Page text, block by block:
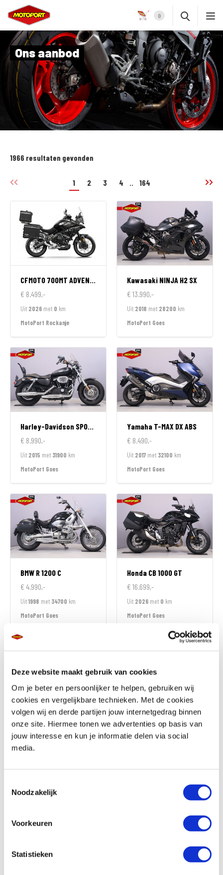
Deze website maakt gebruik van cookies
Om je beter en persoonlijker te helpen, gebruiken wij
cookies en vergelijkbare technieken. Met de cookies
volgen wij en derde partijen jouw internetgedrag binnen
onze site. Hiermee tonen we advertenties op basis van
jouw interesse en kun je informatie delen via social
media.
Noodzakelijk
Voorkeuren
Statistieken
0
Ons aanbod
1966 resultaten gevonden
1 2 3 4 .. 164
CFMOTO 700MT ADVENTURE GT EDITION
€ 8.499,-
Uit 2026 met 0 km
MotoPort Rockanje
Kawasaki NINJA H2 SX
€ 13.990,-
Uit 2018 met 28200 km
MotoPort Goes
Harley-Davidson SPORTSTER 1200 CUSTOM LIMITED
€ 8.990,-
Uit 2015 met 31900 km
MotoPort Goes
Yamaha T-MAX DX ABS
€ 8.490,-
Uit 2017 met 32100 km
MotoPort Goes
BMW R 1200 C
€ 4.990,-
Uit1998 met 34700 km
MotoPort Goes
Honda CB 1000 GT
€ 16.699,-
Uit 2026 met 0 km
MotoPort Goes
Honda CBR 650 R
€ 11.799,-
Uit2026
Honda
CB 650 F
€ 7.499,-